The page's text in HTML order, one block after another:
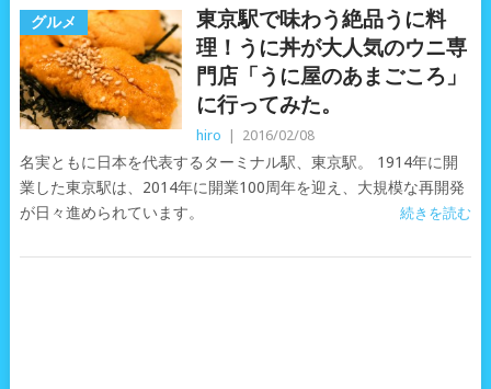
グルメ
東京駅で味わう絶品うに料
理！うに丼が大人気のウニ専
門店「うに屋のあまごころ」
に行ってみた。
hiro 2016/02/08
名実ともに日本を代表するターミナル駅、東京駅。 1914年に開
業した東京駅は、2014年に開業100周年を迎え、大規模な再開発
が日々進められています。
続きを読む